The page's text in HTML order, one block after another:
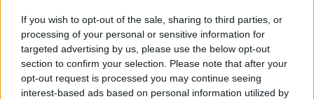
If you wish to opt-out of the sale, sharing to third parties, or
processing of your personal or sensitive information for
targeted advertising by us, please use the below opt-out
section to confirm your selection. Please note that after your
opt-out request is processed you may continue seeing
interest-based ads based on personal information utilized by
Daugiau nuotraukų (86)
Milano mados savaitėje „Prada“ pristatė